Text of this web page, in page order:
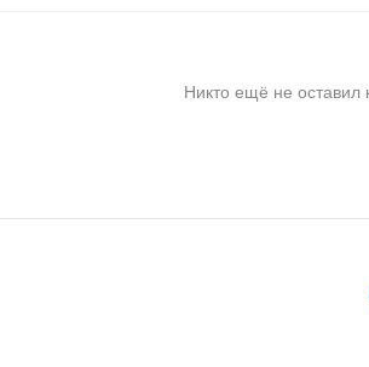
Никто ещё не оставил